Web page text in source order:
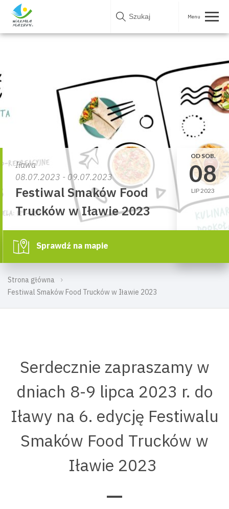
Skip
Strona główna
Festiwal Smaków Food Trucków w Iławie 2023
Iława
08.07.2023 - 09.07.2023
Festiwal Smaków Food
Trucków w Iławie 2023
OD SOB.
08
LIP 2023
Sprawdź na mapie
Serdecznie zapraszamy w
dniach 8-9 lipca 2023 r. do
Iławy na 6. edycję Festiwalu
Smaków Food Trucków w
Iławie 2023